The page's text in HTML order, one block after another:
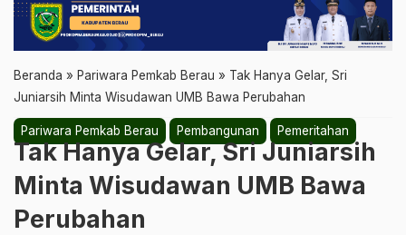
Beranda » Pariwara Pemkab Berau » ‎Tak Hanya Gelar, Sri
Juniarsih Minta Wisudawan UMB Bawa Perubahan
Pariwara Pemkab Berau Pembangunan Pemeritahan
‎Tak Hanya Gelar, Sri Juniarsih
Minta Wisudawan UMB Bawa
Perubahan